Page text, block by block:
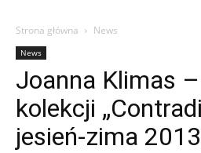
Strona główna News
News
Joanna Klimas
kolekcji
jesień-zima